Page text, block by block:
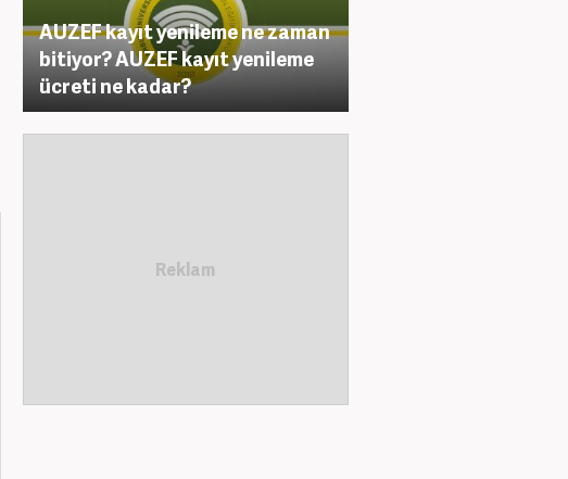
AUZEF kayıt yenileme ne zaman
bitiyor? AUZEF kayıt yenileme
ücreti ne kadar?